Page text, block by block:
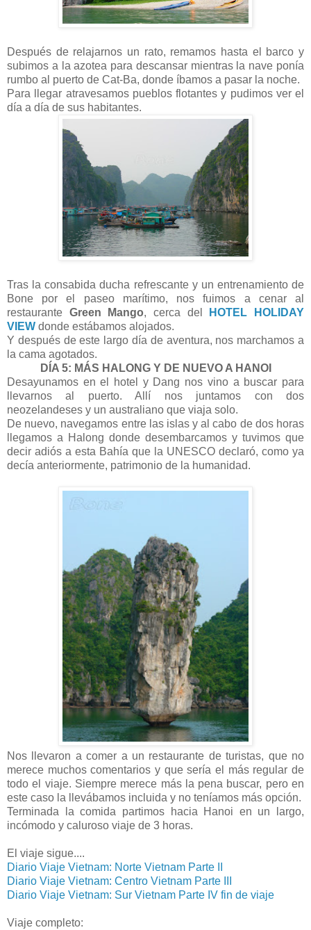
Después de relajarnos un rato, remamos hasta el barco y
subimos a la azotea para descansar mientras la nave ponía
rumbo al puerto de Cat-Ba, donde íbamos a pasar la noche.
Para llegar atravesamos pueblos flotantes y pudimos ver el
día a día de sus habitantes.
Tras la consabida ducha refrescante y un entrenamiento de
Bone por el paseo marítimo, nos fuimos a cenar al
restaurante Green Mango, cerca del
HOTEL HOLIDAY
VIEW donde estábamos alojados.
Y después de este largo día de aventura, nos marchamos a
la cama agotados.
DÍA 5: MÁS HALONG Y DE NUEVO A HANOI
Desayunamos en el hotel y Dang nos vino a buscar para
llevarnos al puerto. Allí nos juntamos con dos
neozelandeses y un australiano que viaja solo.
De nuevo, navegamos entre las islas y al cabo de dos horas
llegamos a Halong donde desembarcamos y tuvimos que
decir adiós a esta Bahía que la UNESCO declaró, como ya
decía anteriormente, patrimonio de la humanidad.
Nos llevaron a comer a un restaurante de turistas, que no
merece muchos comentarios y que sería el más regular de
todo el viaje. Siempre merece más la pena buscar, pero en
este caso la llevábamos incluida y no teníamos más opción.
Terminada la comida partimos hacia Hanoi en un largo,
incómodo y caluroso viaje de 3 horas.
El viaje sigue....
Diario Viaje Vietnam: Norte Vietnam Parte II
Diario Viaje Vietnam: Centro Vietnam Parte III
Diario Viaje Vietnam: Sur Vietnam Parte IV fin de viaje
Viaje completo: